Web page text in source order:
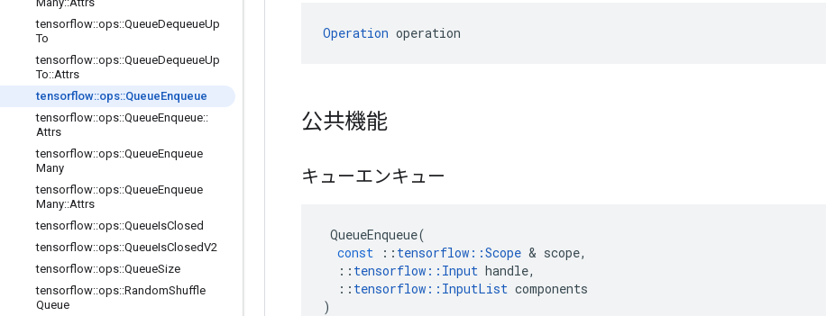
tensorflow::ops::QueueDequeueUp
To
tensorflow::ops::QueueDequeueUp
To::Attrs
tensorflow::ops::QueueEnqueue
tensorflow::ops::QueueEnqueue::
Attrs
tensorflow::ops::QueueEnqueue
Many
tensorflow::ops::QueueEnqueue
Many::Attrs
tensorflow::ops::QueueIsClosed
tensorflow::ops::QueueIsClosedV2
tensorflow::ops::QueueSize
tensorflow::ops::RandomShuffle
Queue
Operation operation
公共機能
キューエンキュー
QueueEnqueue(
const
:: tensorflow ::Scope & scope,
:: tensorflow :: Input handle,
:: tensorflow :: InputList components
)